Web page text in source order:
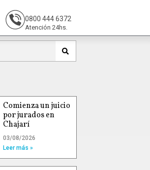
0800 444 6372
Atención 24hs.
Comienza un juicio
por jurados en
Chajarí
03/08/2026
Leer más »